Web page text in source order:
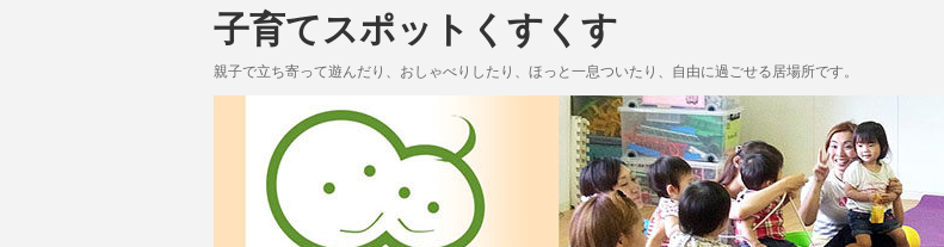
子育てスポットくすくす
親子で立ち寄って遊んだり、おしゃべりしたり、ほっと一息ついたり、自由に過ごせる居場所です。